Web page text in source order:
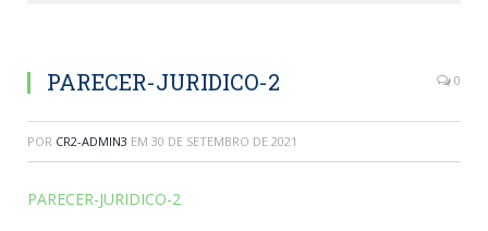
PARECER-JURIDICO-2 0
POR CR2-ADMIN3 EM 30 DE SETEMBRO DE 2021
PARECER-JURIDICO-2